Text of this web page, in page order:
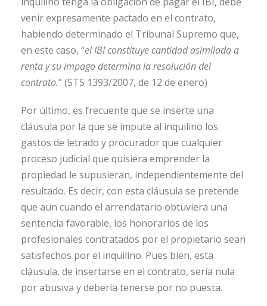
venir expresamente pactado en el contrato,
habiendo determinado el Tribunal Supremo que,
en este caso, “el IBI constituye cantidad asimilada a
renta y su impago determina la resolución del
contrato.” (STS 1393/2007, de 12 de enero)
Por último, es frecuente que se inserte una
cláusula por la que se impute al inquilino los
gastos de letrado y procurador que cualquier
proceso judicial que quisiera emprender la
propiedad le supusieran, independientemente del
resultado. Es decir, con esta cláusula se pretende
que aun cuando el arrendatario obtuviera una
sentencia favorable, los honorarios de los
profesionales contratados por el propietario sean
satisfechos por el inquilino. Pues bien, esta
cláusula, de insertarse en el contrato, sería nula
por abusiva y debería tenerse por no puesta.